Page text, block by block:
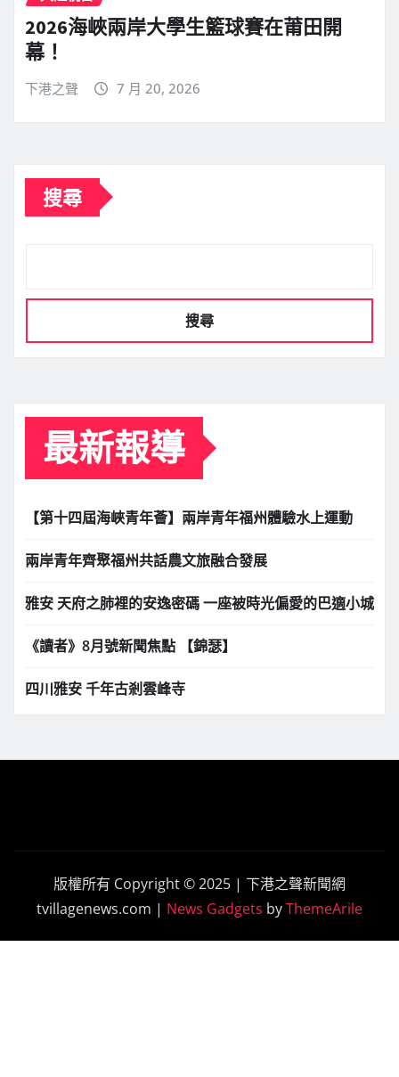
2026海峽兩岸大學生籃球賽在莆田開
幕！
下港之聲 7 月 20, 2026
搜尋
搜尋
最新報導
【第十四屆海峽青年薈】兩岸青年福州體驗水上運動
兩岸青年齊聚福州共話農文旅融合發展
雅安 天府之肺裡的安逸密碼 一座被時光偏愛的巴適小城
《讀者》8月號新聞焦點 【錦瑟】
四川雅安 千年古剎雲峰寺
版權所有 Copyright © 2025 | 下港之聲新聞網
tvillagenews.com | News Gadgets byThemeArile